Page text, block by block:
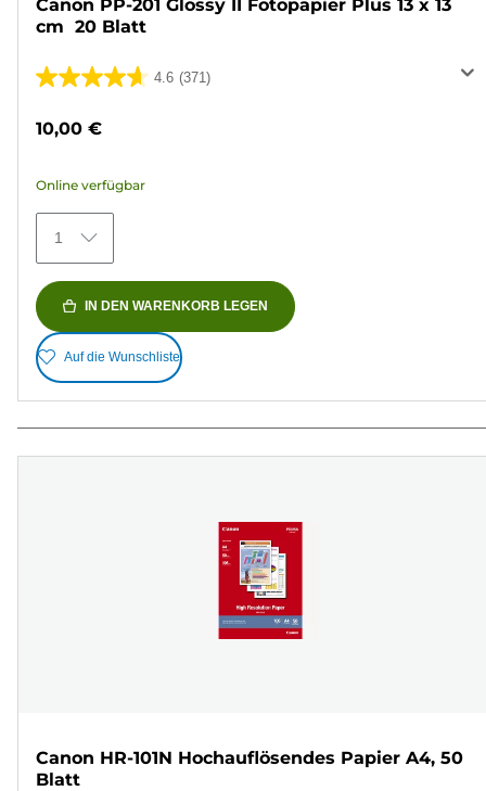
Canon PP-201 Glossy II Fotopapier Plus 13 x 13
cm  20 Blatt
4.6 (371)
4.6
5
371
Bewertungen
10,00 €
Online verfügbar
1
IN DEN WARENKORB LEGEN
Auf die Wunschliste
Canon HR-101N Hochauflösendes Papier A4, 50
Blatt